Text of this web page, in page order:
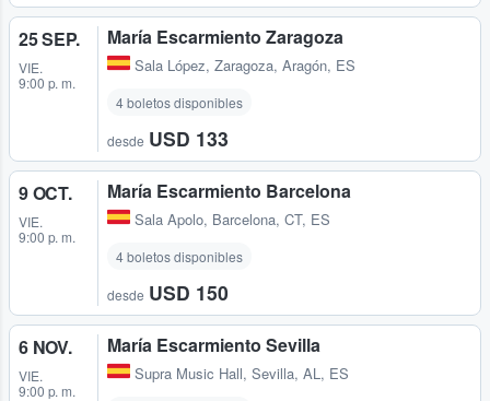
25 SEP.
VIE.
9:00 p. m.
María Escarmiento Zaragoza
Sala López, Zaragoza, Aragón, ES
4 boletos disponibles
desde USD 133
9 OCT.
VIE.
9:00 p. m.
María Escarmiento Barcelona
Sala Apolo, Barcelona, CT, ES
4 boletos disponibles
desde USD 150
6 NOV.
VIE.
9:00 p. m.
María Escarmiento Sevilla
Supra Music Hall, Sevilla, AL, ES